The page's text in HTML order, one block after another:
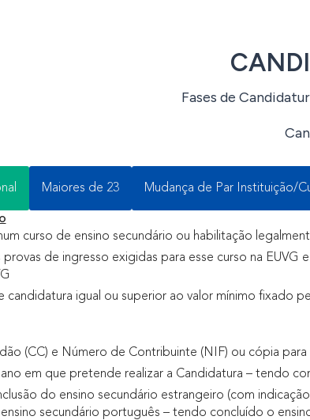
Fases de
Maiores de 23 Mudança de Par Instituição/
curso de ensino secundário ou habilitação
provas de ingresso exigidas para esse curso na
candidatura igual ou superior ao valor mínimo fixado
(CC) e Número de Contribuinte (NIF) ou cópia
ano em que pretende realizar a Candidatura – tendo
do ensino secundário estrangeiro (com
secundário português – tendo concluído o